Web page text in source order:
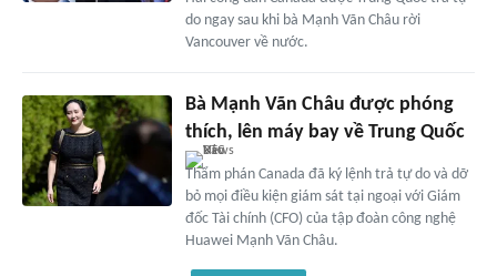
do ngay sau khi bà Mạnh Vãn Châu rời
Vancouver về nước.
Bà Mạnh Vãn Châu được phóng
thích, lên máy bay về Trung Quốc
Thẩm phán Canada đã ký lệnh trả tự do và dỡ
bỏ mọi điều kiện giám sát tại ngoại với Giám
đốc Tài chính (CFO) của tập đoàn công nghệ
Huawei Mạnh Vãn Châu.